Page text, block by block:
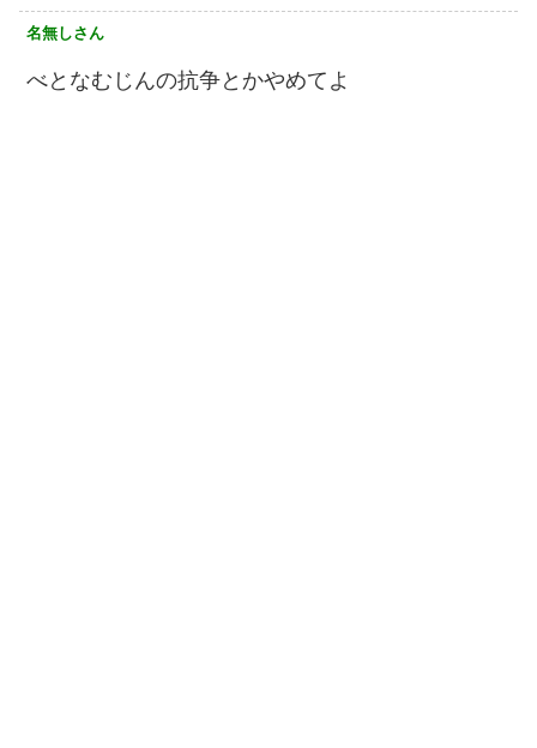
名無しさん
べとなむじんの抗争とかやめてよ